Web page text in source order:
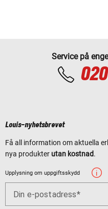
Service på
Louis-nyhetsbrevet
Få all information om aktuella
nya produkter utan kostnad.
Upplysning om uppgiftsskydd
Din e-postadress